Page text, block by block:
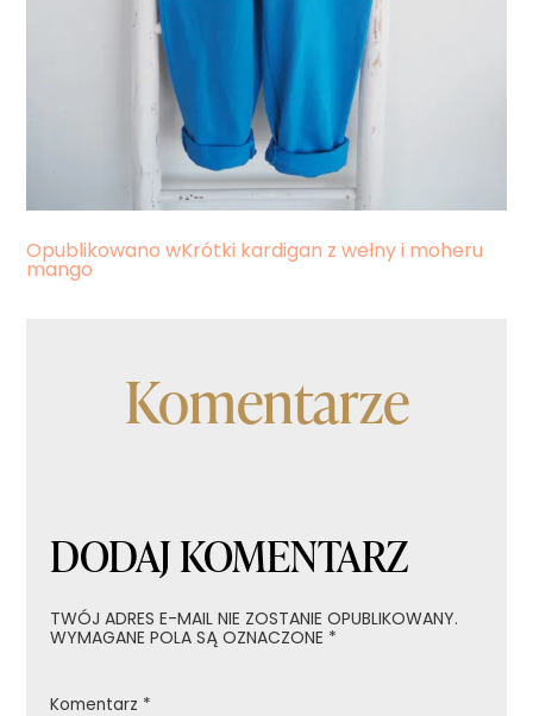
Nawigacja
Opublikowano wKrótki kardigan z wełny i moheru
mango
Komentarze
DODAJ KOMENTARZ
TWÓJ ADRES E-MAIL NIE ZOSTANIE OPUBLIKOWANY.
WYMAGANE POLA SĄ OZNACZONE *
Komentarz *